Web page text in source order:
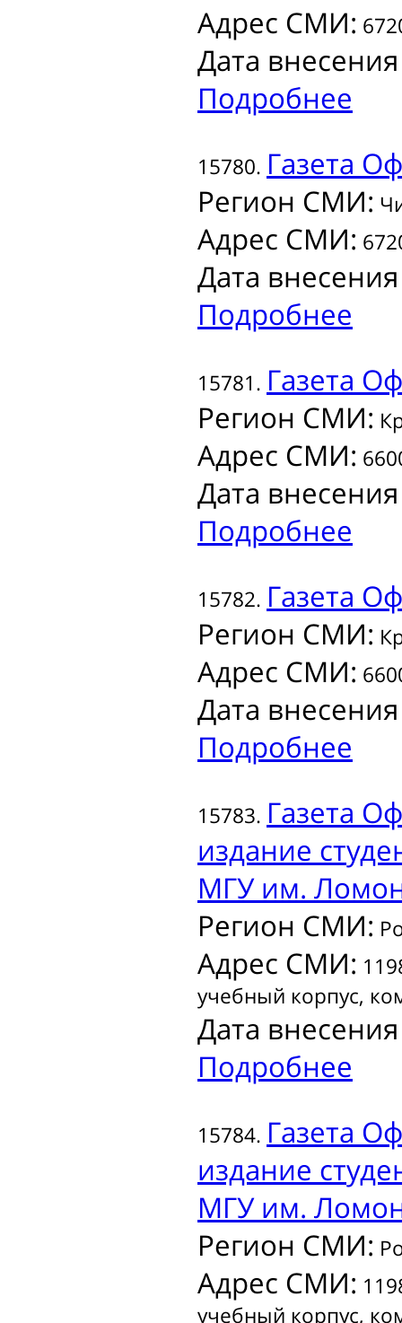
Адрес СМИ:
Дата
Подробнее
15780. Газета
Регион СМИ:
Адрес СМИ:
Дата
Подробнее
15781. Газета
Регион СМИ:
Адрес СМИ:
Дата
Подробнее
15782. Газета
Регион СМИ:
Адрес СМИ:
Дата
Подробнее
15783. Газета
издание
МГУ им.
Регион СМИ:
Адрес СМИ:
учебный корпус,
Дата
Подробнее
15784. Газета
издание
МГУ им.
Регион СМИ:
Адрес СМИ:
учебный корпус,